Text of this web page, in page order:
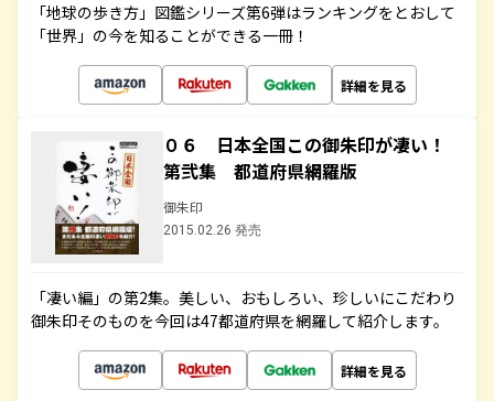
「地球の歩き方」図鑑シリーズ第6弾はランキングをとおして
「世界」の今を知ることができる一冊！
詳細を見る
０６ 日本全国この御朱印が凄い！
第弐集 都道府県網羅版
御朱印
2015.02.26 発売
「凄い編」の第2集。美しい、おもしろい、珍しいにこだわり
御朱印そのものを今回は47都道府県を網羅して紹介します。
詳細を見る